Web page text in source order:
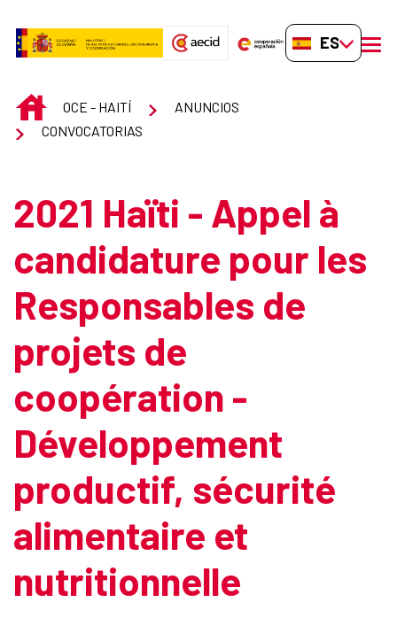
ES-ES
INICIOOCE - HAITÍ
ANUNCIOS
CONVOCATORIAS
2021 Haïti - Appel à
candidature pour les
Responsables de
projets de
coopération -
Développement
productif, sécurité
alimentaire et
nutritionnelle